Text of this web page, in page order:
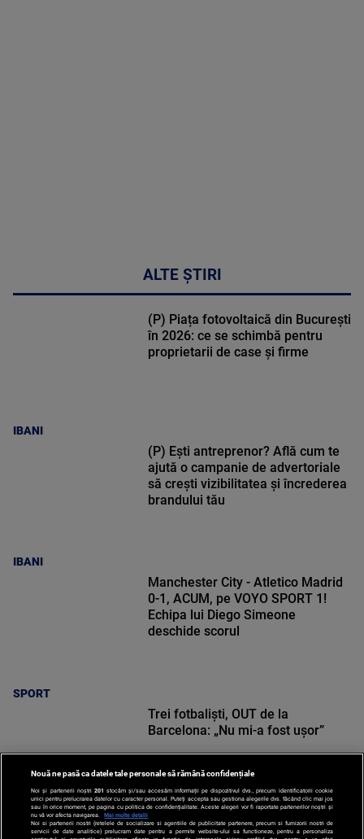
ALTE ȘTIRI
IBANI
(P) Piața fotovoltaică din București
în 2026: ce se schimbă pentru
proprietarii de case și firme
IBANI
(P) Ești antreprenor? Află cum te
ajută o campanie de advertoriale
să crești vizibilitatea și încrederea
brandului tău
SPORT
Manchester City - Atletico Madrid
0-1, ACUM, pe VOYO SPORT 1!
Echipa lui Diego Simeone
deschide scorul
SPORT
Trei fotbaliști, OUT de la
Barcelona: „Nu mi-a fost ușor”
Nouă ne pasă ca datele tale personale să rămână confidențiale
Noi și partenerii noștri 201 stocăm și/sau accesăm informații pe dispozitivul dvs., precum identificatorii cookie
unici pentru prelucrarea datelor cu caracter personal. Puteți accepta sau gestiona alegerile dvs. făcând clic mai jos
sau în orice moment, pe pagina cu politica de confidențialitate. Aceste alegeri vor fi raportate partenerilor noștri și
nu vă vor afecta navigarea.
Mai multe detalii
Noi si partenerii nostri (retelele de socializare si agentiile de publicitate partenere, precum si furnizorii nostri de
servicii de date analitice) prelucram date pentru a permite website-ului sa functioneze, pentru a personaliza